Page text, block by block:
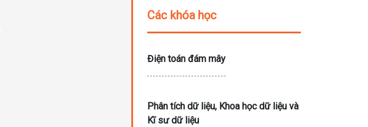
Các khóa học
Điện toán đám mây
Phân tích dữ liệu, Khoa học dữ liệu và
Kĩ sư dữ liệu